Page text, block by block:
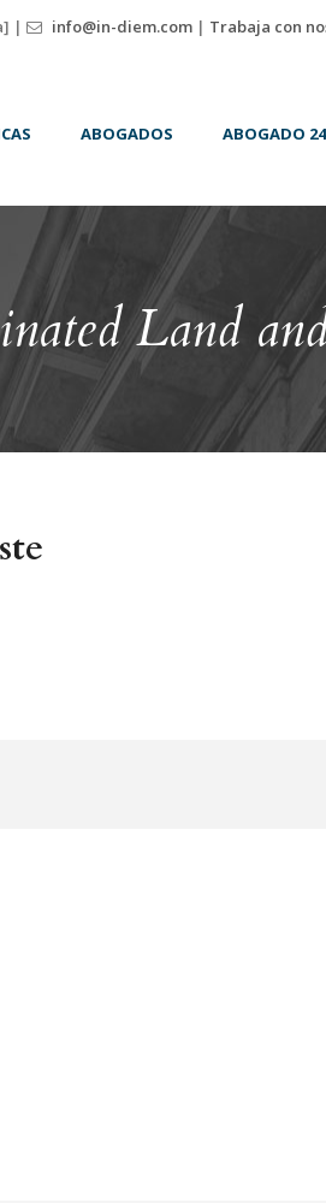
| info@in-diem.com | Trabaja con
ABOGADOS ABOGADO
Land